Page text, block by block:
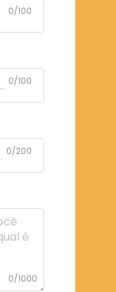
0/100
0/100
0/200
0/1000